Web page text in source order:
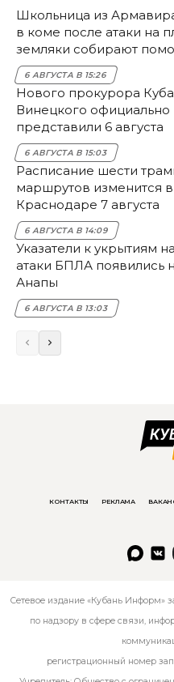
Школьница из
в коме после атаки на
земляки собирают
6 АВГУСТА В 15:26
Нового прокурора
Винецкого официально
представили 6 августа
6 АВГУСТА В 15:03
Расписание шести
маршрутов изменится в
Краснодаре 7 августа
6 АВГУСТА В 14:09
Указатели к укрытиям
атаки БПЛА появились
Анапы
6 АВГУСТА В 13:03
КОНТАКТЫ РЕКЛАМА
Сетевое издание «Кубань Информ»
по надзору в сфере связи,
регистрационный номер